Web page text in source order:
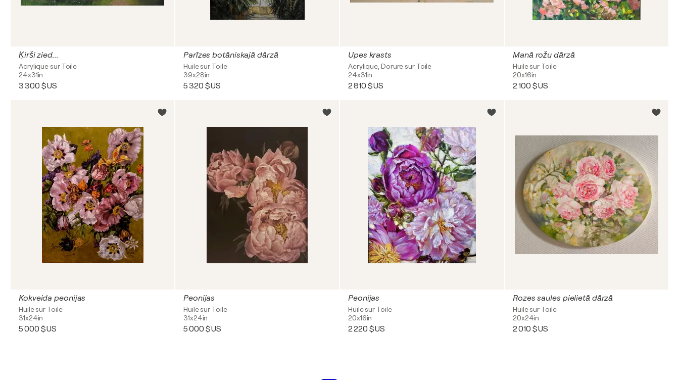
Ķirši zied...
Acrylique sur Toile
24x31in
3 300 $US
Parīzes botāniskajā dārzā
Huile sur Toile
39x28in
5 320 $US
Upes krasts
Acrylique, Dorure sur Toile
24x31in
2 810 $US
Manā rožu dārzā
Huile sur Toile
20x16in
2 100 $US
Kokveida peonijas
Huile sur Toile
31x24in
5 000 $US
Peonijas
Huile sur Toile
31x24in
5 000 $US
Peonijas
Huile sur Toile
20x16in
2 220 $US
Rozes saules pielietā dārzā
Huile sur Toile
20x24in
2 010 $US